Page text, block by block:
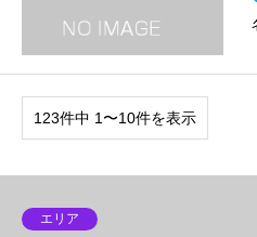
123件中 1〜10件を表示
エリア